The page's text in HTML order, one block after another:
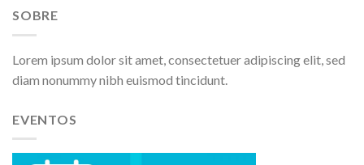
SOBRE
Lorem ipsum dolor sit amet, consectetuer adipiscing elit, sed
diam nonummy nibh euismod tincidunt.
EVENTOS